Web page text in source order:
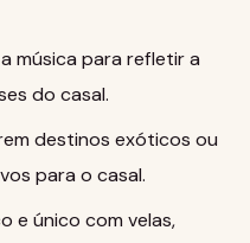
música para refletir a
do casal.
destinos exóticos ou
para o casal.
e único com velas,